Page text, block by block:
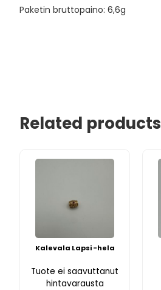
Paketin bruttopaino: 6,6g
Related products
Kalevala Lapsi -hela
Tuote ei saavuttanut
hintavarausta